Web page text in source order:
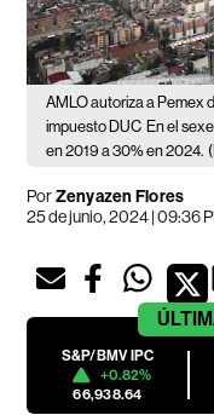
AMLO autoriza a Pemex
impuesto DUC En el
en 2019 a 30% en 2024.
PorZenyazen Flores
25 de junio, 2024 | 09:36
S&P/BMV IPC
+0.82%
66,938.64